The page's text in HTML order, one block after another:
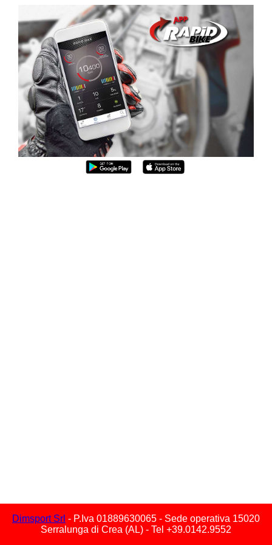
Dimsport Srl - P.Iva 01889630065 - Sede operativa 15020
Serralunga di Crea (AL) - Tel +39.0142.9552